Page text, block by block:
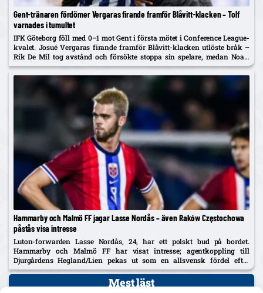
Gent-tränaren fördömer Vergaras firande framför Blåvitt-klacken – Tolf
varnades i tumultet
IFK Göteborg föll med 0–1 mot Gent i första mötet i Conference League-
kvalet. Josué Vergaras firande framför Blåvitt-klacken utlöste bråk –
Rik De Mil tog avstånd och försökte stoppa sin spelare, medan Noah
Tolf varnades och Erlingmark sågar domarinsatsen.
Hammarby och Malmö FF jagar Lasse Nordås – även Raków Częstochowa
påstås visa intresse
Luton-forwarden Lasse Nordås, 24, har ett polskt bud på bordet.
Hammarby och Malmö FF har visat intresse; agentkoppling till
Djurgårdens Hegland/Lien pekas ut som en allsvensk fördel efter
norrmannens succélån i Heerenveen.
Mest läst